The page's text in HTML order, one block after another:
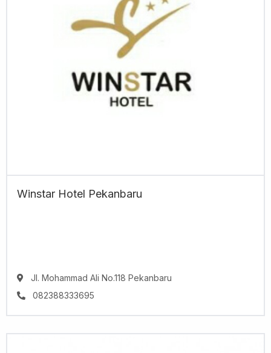
Winstar Hotel Pekanbaru
Jl. Mohammad Ali No.118 Pekanbaru
082388333695